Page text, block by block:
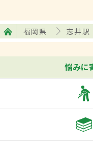
福岡県 志井駅
悩みに